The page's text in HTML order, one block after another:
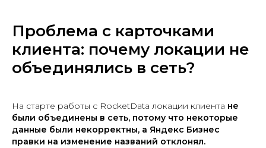
Проблема с карточками
клиента: почему локации не
объединялись в сеть?
На старте работы с RocketData локации клиента не
были объединены в сеть, потому что некоторые
данные были некорректны, а Яндекс Бизнес
правки на изменение названий отклонял.